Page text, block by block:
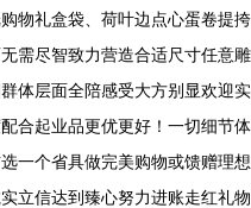
物礼盒袋、荷叶边点心蛋卷提挎
需尽智致力营造合适尺寸任意雕
体层面全陪感受大方别显欢迎实
合起业品更优更好！一切细节体
一个省具做完美购物或馈赠理想
立信达到臻心努力进账走红礼物